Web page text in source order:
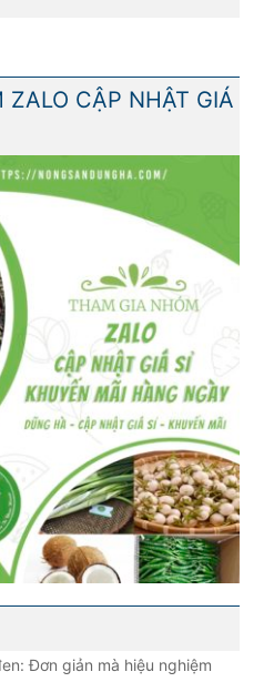
CẬP NHẬT GIÁ
Đơn giản mà hiệu nghiệm